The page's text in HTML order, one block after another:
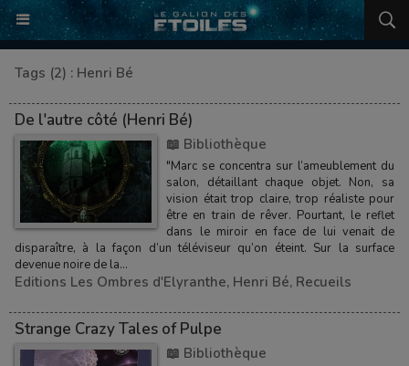
Tags (2) : Henri Bé
De l'autre côté (Henri Bé)
📖 Bibliothèque
"Marc se concentra sur l’ameublement du
salon, détaillant chaque objet. Non, sa
vision était trop claire, trop réaliste pour
être en train de rêver. Pourtant, le reflet
dans le miroir en face de lui venait de
disparaître, à la façon d’un téléviseur qu’on éteint. Sur la surface
devenue noire de la...
Editions Les Ombres d'Elyranthe, Henri Bé, Recueils
Strange Crazy Tales of Pulpe
📖 Bibliothèque